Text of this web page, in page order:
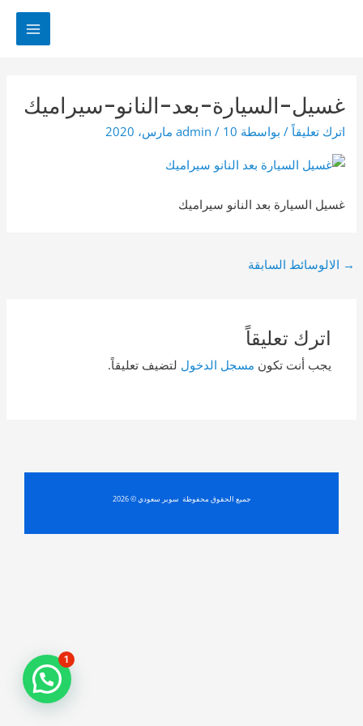
غسيل-السيارة-بعد-النانو-سيراميك
اترك تعليقاً / بواسطة admin / 10 مارس، 2020
غسيل السيارة بعد النانو سيراميك
Post→ الالوسائط السابقة
اترك تعليقاً
يجب أنت تكون مسجل الدخول لتضيف تعليقاً.
جميع الحقوق محفوظة سوبر سعودي © 2026
1